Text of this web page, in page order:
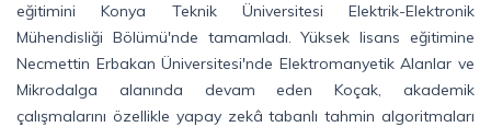
eğitimini Konya Teknik Üniversitesi Elektrik-Elektronik
Mühendisliği Bölümü'nde tamamladı. Yüksek lisans eğitimine
Necmettin Erbakan Üniversitesi'nde Elektromanyetik Alanlar ve
Mikrodalga alanında devam eden Koçak, akademik
çalışmalarını özellikle yapay zekâ tabanlı tahmin algoritmaları